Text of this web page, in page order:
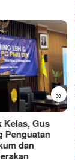
»
Alumni
dalam
MBG